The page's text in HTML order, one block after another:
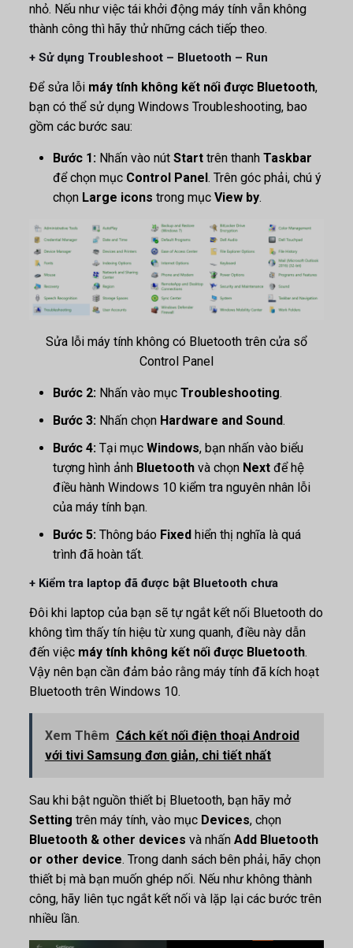
nhỏ. Nếu như việc tái khởi động máy tính vẫn không
thành công thì hãy thử những cách tiếp theo.
+ Sử dụng Troubleshoot – Bluetooth – Run
Để sửa lỗi máy tính không kết nối được Bluetooth,
bạn có thể sử dụng Windows Troubleshooting, bao
gồm các bước sau:
Bước 1: Nhấn vào nút Starttrên thanh Taskbar
để chọn mục Control Panel. Trên góc phải, chú ý
chọn Large icons trong mục View by.
Sửa lỗi máy tính không có Bluetooth trên cửa sổ
Control Panel
Bước 2: Nhấn vào mục Troubleshooting.
Bước 3: Nhấn chọn Hardware and Sound.
Bước 4: Tại mụcWindows, bạn nhấn vào biểu
tượng hình ảnh Bluetoothvà chọn Nextđể hệ
điều hành Windows 10 kiểm tra nguyên nhân lỗi
của máy tính bạn.
Bước 5: Thông báo Fixed hiển thị nghĩa là quá
trình đã hoàn tất.
+ Kiểm tra laptop đã được bật Bluetooth chưa
Đôi khi laptop của bạn sẽ tự ngắt kết nối Bluetooth do
không tìm thấy tín hiệu từ xung quanh, điều này dẫn
đến việc máy tính không kết nối được Bluetooth.
Vậy nên bạn cần đảm bảo rằng máy tính đã kích hoạt
Bluetooth trên Windows 10.
Xem Thêm Cách kết nối điện thoại Android
với tivi Samsung đơn giản, chi tiết nhất
Sau khi bật nguồn thiết bị Bluetooth, bạn hãy mở
Setting trên máy tính, vào mục Devices, chọn
Bluetooth & other devices và nhấn Add Bluetooth
or other device. Trong danh sách bên phải, hãy chọn
thiết bị mà bạn muốn ghép nối. Nếu như không thành
công, hãy liên tục ngắt kết nối và lặp lại các bước trên
nhiều lần.